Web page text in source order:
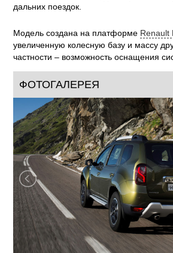
дальних поездок.
Модель создана на платформе Renault
увеличенную колесную базу и массу
частности – возможность оснащения
ФОТОГАЛЕРЕЯ